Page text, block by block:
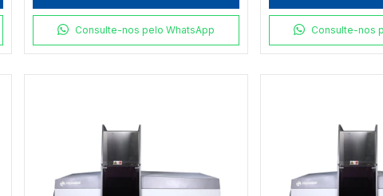
Consulte-nos pelo WhatsApp Consulte-nos